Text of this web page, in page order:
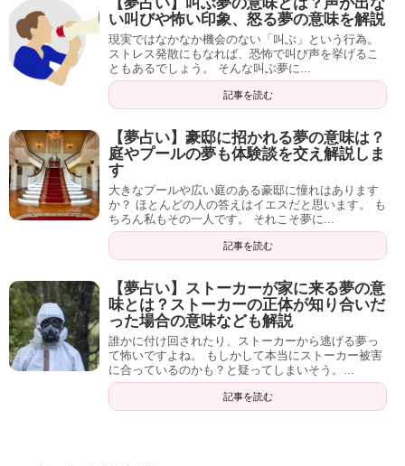
い叫びや怖い印象、怒る夢の意味を解説
現実ではなかなか機会のない「叫ぶ」という行為。
ストレス発散にもなれば、恐怖で叫び声を挙げるこ
ともあるでしょう。 そんな叫ぶ夢に...
記事を読む
【夢占い】豪邸に招かれる夢の意味は？
庭やプールの夢も体験談を交え解説しま
す
大きなプールや広い庭のある豪邸に憧れはあります
か？ ほとんどの人の答えはイエスだと思います。 も
ちろん私もその一人です。 それこそ夢に...
記事を読む
【夢占い】ストーカーが家に来る夢の意
味とは？ストーカーの正体が知り合いだ
った場合の意味なども解説
誰かに付け回されたり、ストーカーから逃げる夢っ
て怖いですよね。 もしかして本当にストーカー被害
に合っているのかも？と疑ってしまいそう。...
記事を読む